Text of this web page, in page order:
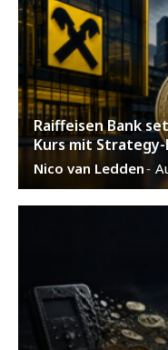
Raiffeisen Bank
Kurs mit
Nico van Ledden-